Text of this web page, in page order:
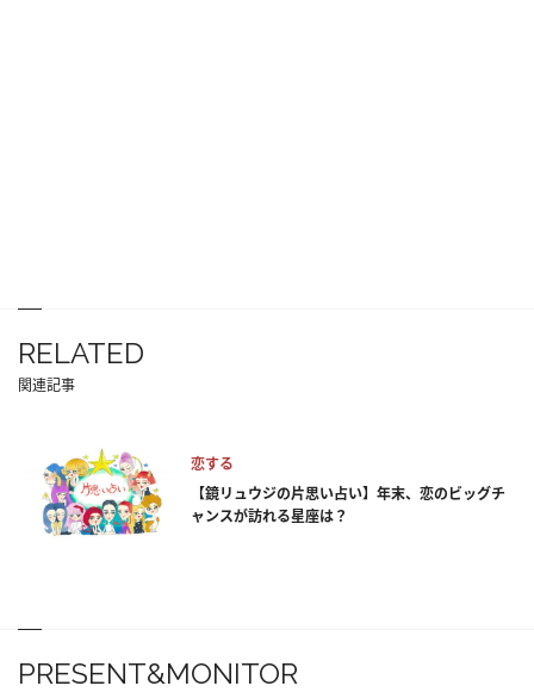
RELATED
関連記事
恋する
【鏡リュウジの片思い占い】年末、恋のビッグチ
ャンスが訪れる星座は？
PRESENT&MONITOR